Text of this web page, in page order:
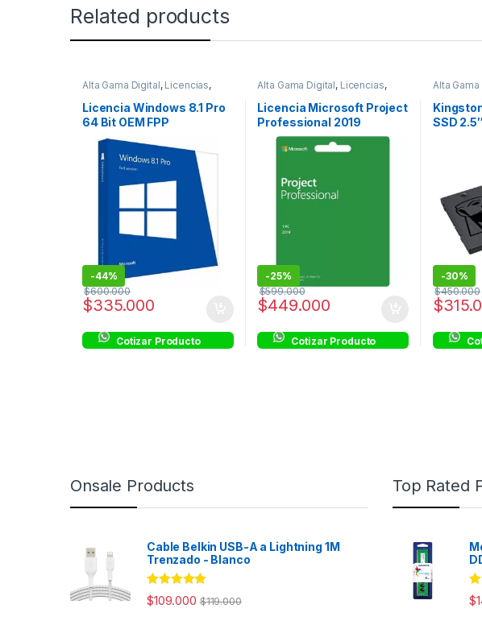
Related products
Alta Gama Digital, Licencias,
Licencias OEM
Licencia Windows 8.1 Pro
64 Bit OEM FPP
-44%
$335.000
$600.000
Cotizar Producto
Alta Gama Digital, Licencias,
Licencias Transferibles
Licencia Microsoft Project
Professional 2019
TRANSFERIBLE ESD
-25%
$449.000
$599.000
Cotizar Producto
Alta
Discos
SSD
-30%
$
$450.000
Onsale Products
Cable Belkin USB-A a Lightning 1M
Trenzado - Blanco
Rated 4.98
out of 5
$109.000 $119.000
Top Rated
$